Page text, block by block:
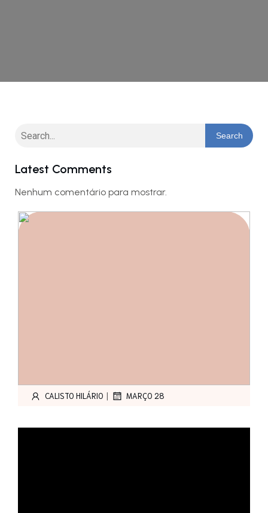
Search
Latest Comments
Nenhum comentário para mostrar.
CALISTO HILÁRIO | MARÇO 28